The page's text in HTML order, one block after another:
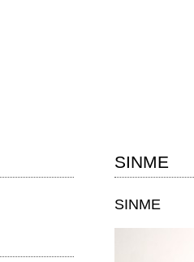
SINME
SINME